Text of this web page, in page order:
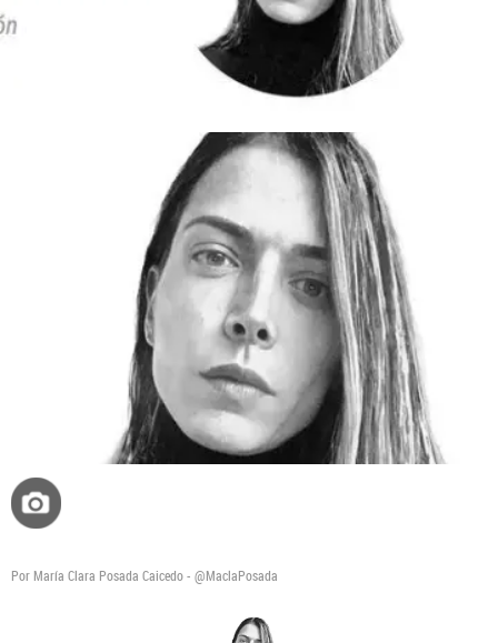
Por María Clara Posada Caicedo - @MaclaPosada